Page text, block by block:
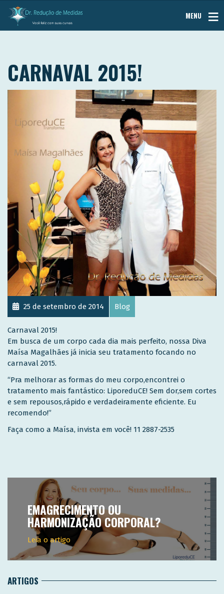
MENU
CARNAVAL 2015!
25 de setembro de 2014 Blog
Carnaval 2015!
Em busca de um corpo cada dia mais perfeito, nossa Diva
Maísa Magalhães já inicia seu tratamento focando no
carnaval 2015.
“Pra melhorar as formas do meu corpo,encontrei o
tratamento mais fantástico: LiporeduCE! Sem dor,sem cortes
e sem repousos,rápido e verdadeiramente eficiente. Eu
recomendo!”
Faça como a Maísa, invista em você! 11 2887-2535
EMAGRECIMENTO OU
HARMONIZAÇÃO CORPORAL?
Leia o artigo
ARTIGOS